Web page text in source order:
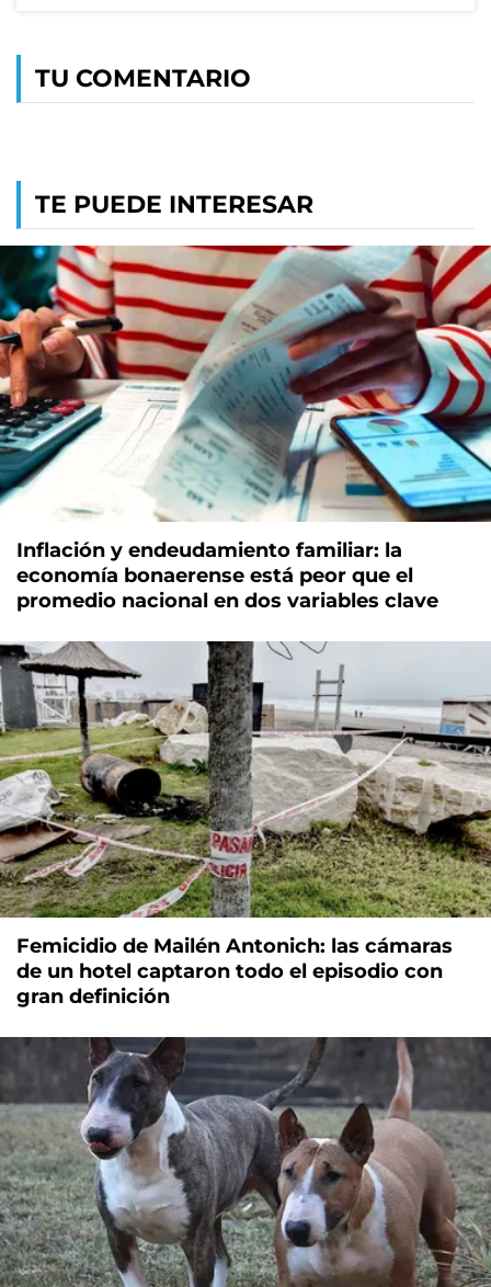
TU COMENTARIO
TE PUEDE INTERESAR
Inflación y endeudamiento familiar: la
economía bonaerense está peor que el
promedio nacional en dos variables clave
Femicidio de Mailén Antonich: las cámaras
de un hotel captaron todo el episodio con
gran definición